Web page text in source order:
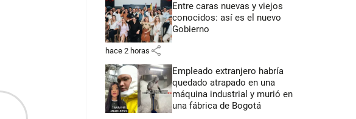
Entre caras nuevas y viejos
conocidos: así es el nuevo
Gobierno
hace 2 horas share
Empleado extranjero habría
quedado atrapado en una
máquina industrial y murió en
una fábrica de Bogotá